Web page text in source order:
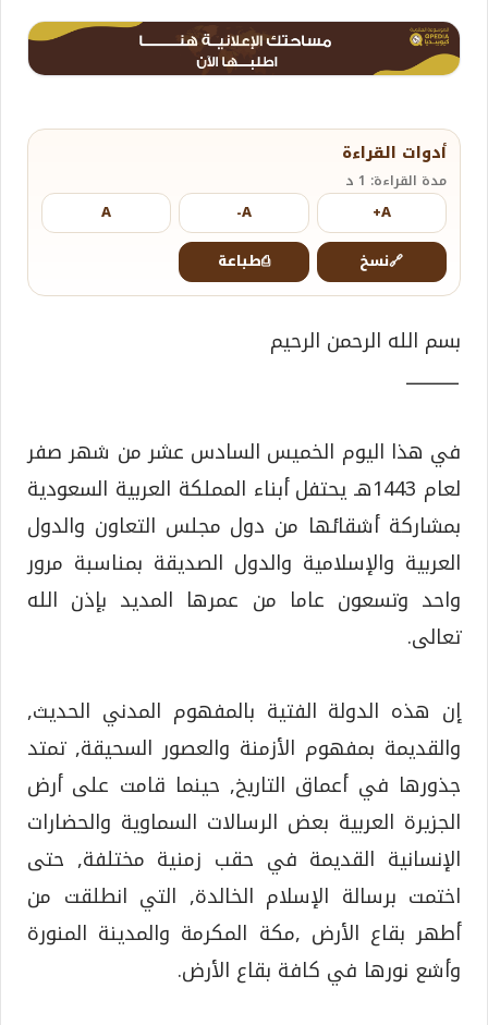
أدوات القراءة
مدة القراءة: 1 د
A+
A-
A
🔗نسخ ⎙طباعة
بسم الله الرحمن الرحيم
ـــــــــــــــ
في هذا اليوم الخميس السادس عشر من شهر صفر
لعام 1443هـ يحتفل أبناء المملكة العربية السعودية
بمشاركة أشقائها من دول مجلس التعاون والدول
العربية والإسلامية والدول الصديقة بمناسبة مرور
واحد وتسعون عاما من عمرها المديد بإذن الله
تعالى.
إن هذه الدولة الفتية بالمفهوم المدني الحديث,
والقديمة بمفهوم الأزمنة والعصور السحيقة, تمتد
جذورها في أعماق التاريخ, حينما قامت على أرض
الجزيرة العربية بعض الرسالات السماوية والحضارات
الإنسانية القديمة في حقب زمنية مختلفة, حتى
اختمت برسالة الإسلام الخالدة, التي انطلقت من
أطهر بقاع الأرض ,مكة المكرمة والمدينة المنورة
وأشع نورها في كافة بقاع الأرض.